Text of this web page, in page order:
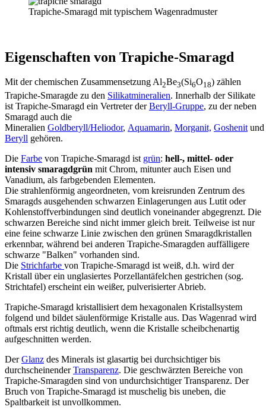
Trapiche-Smaragd mit typischem Wagenradmuster
Eigenschaften von Trapiche-Smaragd
Mit der chemischen Zusammensetzung Al2Be3(Si6O18) zählen
Trapiche-Smaragde zu den Silikatmineralien. Innerhalb der Silikate
ist Trapiche-Smaragd ein Vertreter derBeryll-Gruppe, zu der neben
Smaragd auch die
Mineralien Goldberyll/Heliodor, Aquamarin, Morganit, Goshenit und
Beryll gehören.
Die Farbe von Trapiche-Smaragd ist grün: hell-, mittel- oder
intensiv smaragdgrün mit Chrom, mitunter auch Eisen und
Vanadium, als farbgebenden Elementen.
Die strahlenförmig angeordneten, vom kreisrunden Zentrum des
Smaragds ausgehenden schwarzen Einlagerungen aus Lutit oder
Kohlenstoffverbindungen sind deutlich voneinander abgegrenzt. Die
schwarzen Bereiche sind nicht immer gleich breit. Teilweise ist nur
eine feine schwarze Linie zwischen den grünen Smaragdkristallen
erkennbar, während bei anderen Trapiche-Smaragden auffälligere
schwarze "Balken" vorhanden sind.
Die Strichfarbe von Trapiche-Smaragd ist weiß, d.h. wird der
Kristall über ein unglasiertes Porzellantäfelchen gestrichen (sog.
Strichtafel) erscheint ein weißer, pulverisierter Abrieb.
Trapiche-Smaragd kristallisiert dem hexagonalen Kristallsystem
folgend und bildet säulenförmige Kristalle aus. Das Wagenrad wird
oftmals erst richtig deutlich, wenn die Kristalle scheibchenartig
aufgeschnitten werden.
DerGlanz des Minerals ist glasartig bei durchsichtiger bis
durchscheinenderTransparenz. Die geschwärzten Bereiche von
Trapiche-Smaragden sind von undurchsichtiger Transparenz. Der
Bruch von Trapiche-Smaragd ist muschelig bis uneben, die
Spaltbarkeit ist unvollkommen.